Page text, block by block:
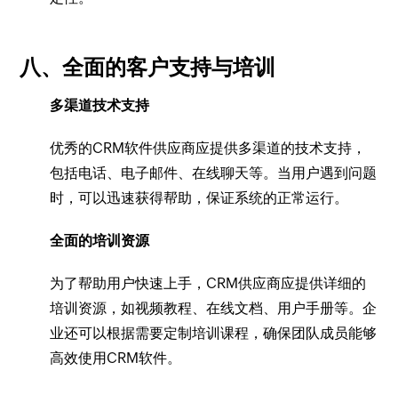
八、全面的客户支持与培训
多渠道技术支持
优秀的CRM软件供应商应提供多渠道的技术支持，
包括电话、电子邮件、在线聊天等。当用户遇到问题
时，可以迅速获得帮助，保证系统的正常运行。
全面的培训资源
为了帮助用户快速上手，CRM供应商应提供详细的
培训资源，如视频教程、在线文档、用户手册等。企
业还可以根据需要定制培训课程，确保团队成员能够
高效使用CRM软件。